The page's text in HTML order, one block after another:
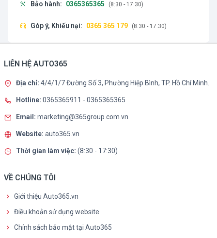
Bảo hành: 0365365365 (8:30 - 17:30)
Góp ý, Khiếu nại: 0365 365 179 (8:30 - 17:30)
LIÊN HỆ AUTO365
Địa chỉ: 4/4/1/7 Đường Số 3, Phường Hiệp Bình, TP. Hồ Chí Minh.
Hotline: 0365365911 - 0365365365
Email: marketing@365group.com.vn
Website: auto365.vn
Thời gian làm việc: (8:30 - 17:30)
VỀ CHÚNG TÔI
Giới thiệu Auto365.vn
Điều khoản sử dụng website
Chính sách bảo mật tại Auto365